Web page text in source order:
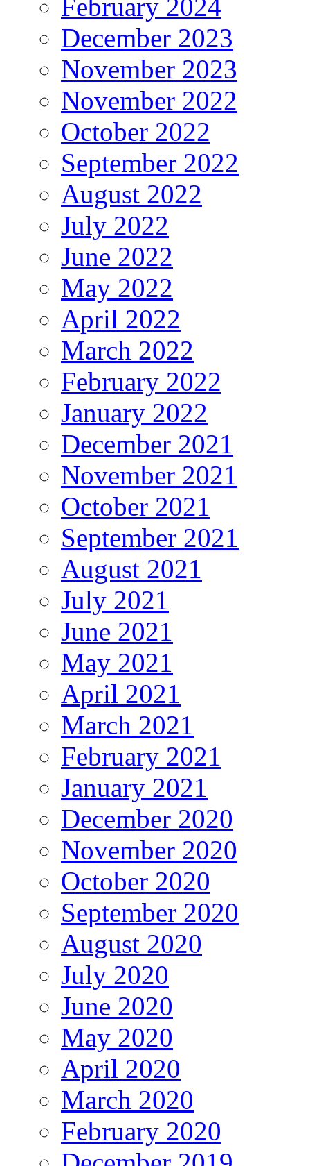
February 2024
December 2023
November 2023
November 2022
October 2022
September 2022
August 2022
July 2022
June 2022
May 2022
April 2022
March 2022
February 2022
January 2022
December 2021
November 2021
October 2021
September 2021
August 2021
July 2021
June 2021
May 2021
April 2021
March 2021
February 2021
January 2021
December 2020
November 2020
October 2020
September 2020
August 2020
July 2020
June 2020
May 2020
April 2020
March 2020
February 2020